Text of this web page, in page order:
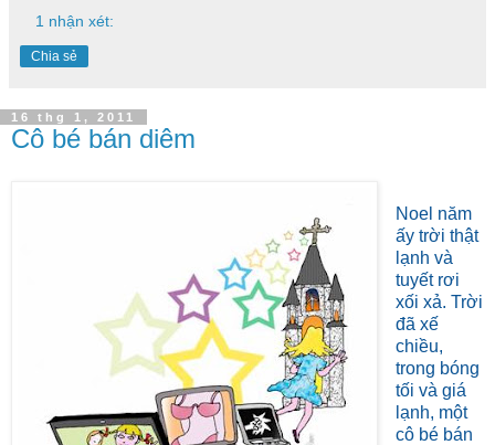
1 nhận xét:
Chia sẻ
16 thg 1, 2011
Cô bé bán diêm
Noel năm
ấy trời thật
lạnh và
tuyết rơi
xối xả. Trời
đã xế
chiều,
trong bóng
tối và giá
lạnh, một
cô bé bán